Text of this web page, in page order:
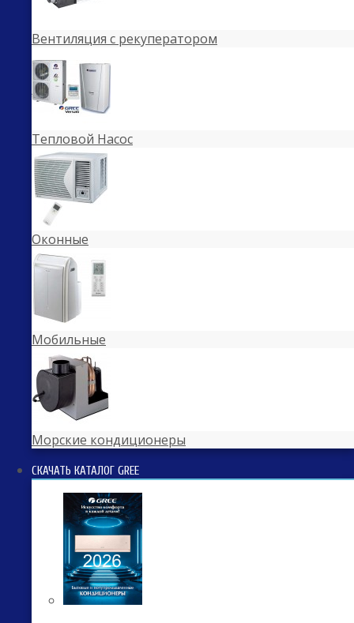
Вентиляция с рекуператором
Тепловой Насос
Оконные
Мобильные
Морские кондиционеры
СКАЧАТЬ КАТАЛОГ GREE